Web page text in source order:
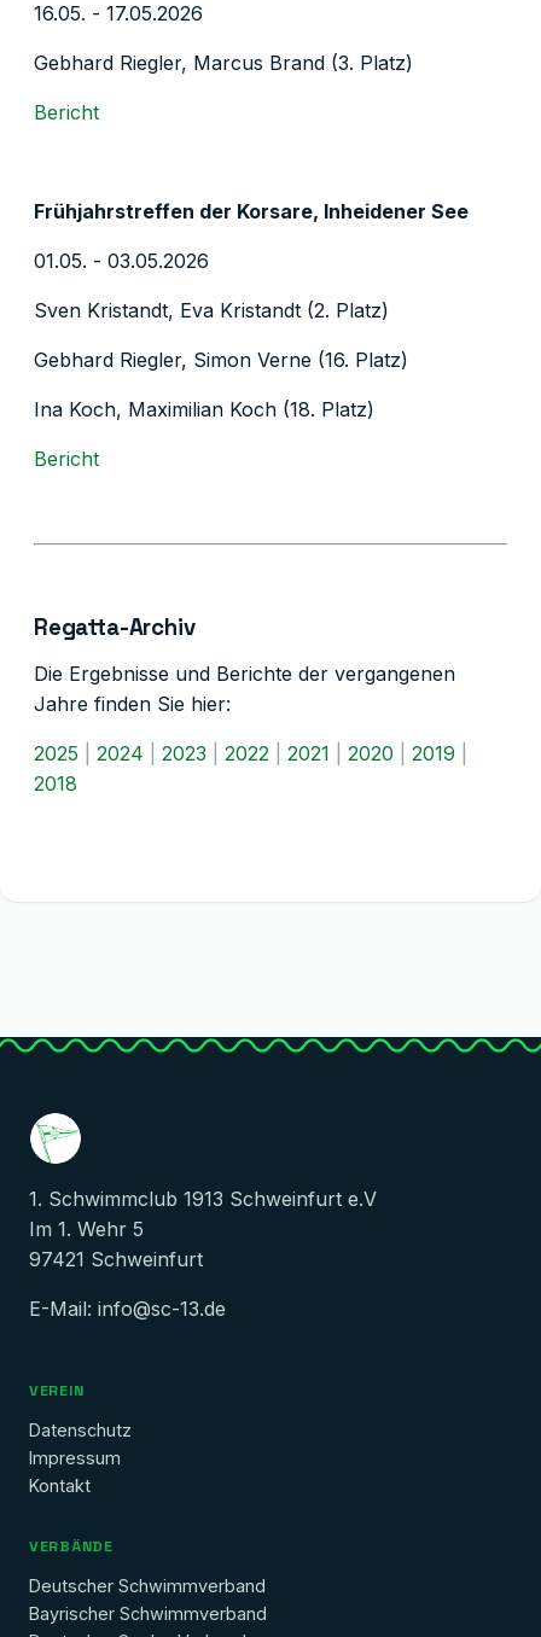
16.05. - 17.05.2026
Gebhard Riegler, Marcus Brand (3. Platz)
Bericht
Frühjahrstreffen der Korsare, Inheidener See
01.05. - 03.05.2026
Sven Kristandt, Eva Kristandt (2. Platz)
Gebhard Riegler, Simon Verne (16. Platz)
Ina Koch, Maximilian Koch (18. Platz)
Bericht
Regatta-Archiv
Die Ergebnisse und Berichte der vergangenen
Jahre finden Sie hier:
2025 2024 2023 2022 2021 2020 2019
2018
1. Schwimmclub 1913 Schweinfurt e.V
Im 1. Wehr 5
97421 Schweinfurt
E-Mail: info@sc-13.de
VEREIN
Datenschutz
Impressum
Kontakt
VERBÄNDE
Deutscher Schwimmverband
Bayrischer Schwimmverband